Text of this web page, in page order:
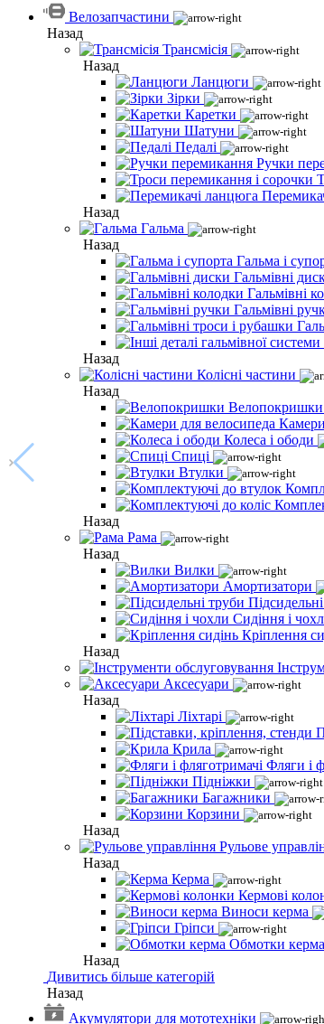
Велозапчастини
Назад
Трансмісія
Назад
Ланцюги
Зірки
Каретки
Шатуни
Педалі
Ручки
Назад
Гальма
Назад
Гальма і
Гальмівні
Гальмівні
Гальмівні
Назад
Колісні частини
Назад
Велопокришки
Колеса і ободи
Спиці
Втулки
Назад
Рама
Назад
Вилки
Амортизатори
Сидіння і
Кріплення
Назад
Аксесуари
Назад
Ліхтарі
Крила
Фляги і
Підніжки
Багажники
Корзини
Назад
Рульове
Назад
Керма
Кермові
Виноси керма
Гріпси
Обмотки керма
Назад
Дивитись більше категорій
Назад
Акумулятори для мототехніки